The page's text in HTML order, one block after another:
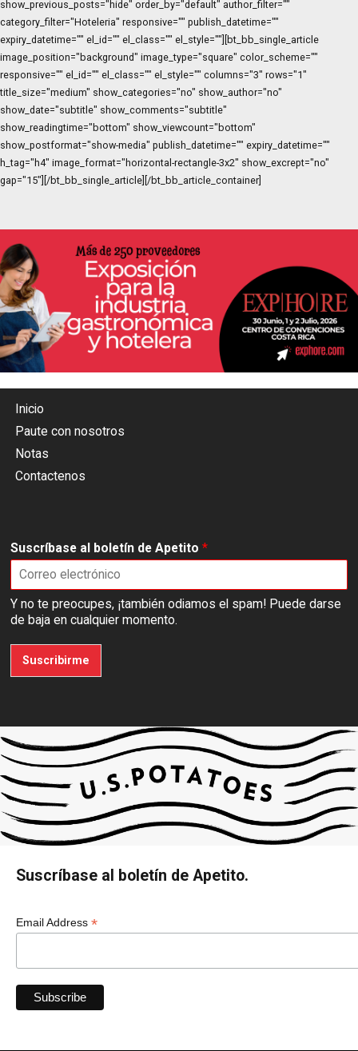
show_previous_posts="hide" order_by="default" author_filter=""
category_filter="Hoteleria" responsive="" publish_datetime=""
expiry_datetime="" el_id="" el_class="" el_style=""][bt_bb_single_article
image_position="background" image_type="square" color_scheme=""
responsive="" el_id="" el_class="" el_style="" columns="3" rows="1"
title_size="medium" show_categories="no" show_author="no"
show_date="subtitle" show_comments="subtitle"
show_readingtime="bottom" show_viewcount="bottom"
show_postformat="show-media" publish_datetime="" expiry_datetime=""
h_tag="h4" image_format="horizontal-rectangle-3x2" show_excrept="no"
gap="15"][/bt_bb_single_article][/bt_bb_article_container]
Inicio
Paute con nosotros
Notas
Contactenos
Suscríbase al boletín de Apetito *
Y no te preocupes, ¡también odiamos el spam! Puede darse
de baja en cualquier momento.
Suscribirme
Suscríbase al boletín de Apetito.
Email Address *